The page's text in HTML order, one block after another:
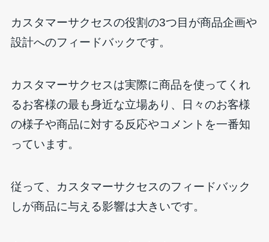
カスタマーサクセスの役割の3つ目が商品企画や
設計へのフィードバックです。
カスタマーサクセスは実際に商品を使ってくれ
るお客様の最も身近な立場あり、日々のお客様
の様子や商品に対する反応やコメントを一番知
っています。
従って、カスタマーサクセスのフィードバック
しが商品に与える影響は大きいです。